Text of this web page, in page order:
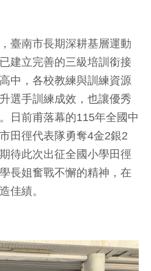
臺南市長期深耕基層運動
建立完善的三級培訓銜接
中，各校教練與訓練資源
選手訓練成效，也讓優秀
日前甫落幕的115年全國中
田徑代表隊勇奪4金2銀2
待此次出征全國小學田徑
長姐奮戰不懈的精神，在
佳績。